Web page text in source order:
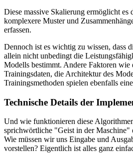
Diese massive Skalierung ermöglicht es
komplexere Muster und
erfassen.
Dennoch ist es wichtig zu wissen, dass
allein nicht unbedingt die
Modells bestimmt. Andere Faktoren wie
Trainingsdaten, die Architektur des
Trainingsmethoden spielen ebenfalls
Technische Details der
Und wie funktionieren diese
sprichwörtliche "Geist in der Maschine"
Wie müssen wir uns Eingabe und
vorstellen? Eigentlich ist alles ganz